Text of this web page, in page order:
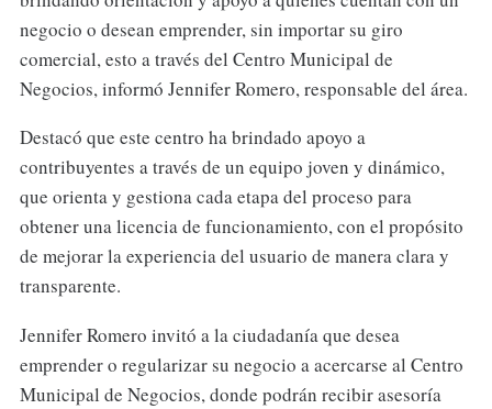
negocio o desean emprender, sin importar su giro
comercial, esto a través del Centro Municipal de
Negocios, informó Jennifer Romero, responsable del área.
Destacó que este centro ha brindado apoyo a
contribuyentes a través de un equipo joven y dinámico,
que orienta y gestiona cada etapa del proceso para
obtener una licencia de funcionamiento, con el propósito
de mejorar la experiencia del usuario de manera clara y
transparente.
Jennifer Romero invitó a la ciudadanía que desea
emprender o regularizar su negocio a acercarse al Centro
Municipal de Negocios, donde podrán recibir asesoría